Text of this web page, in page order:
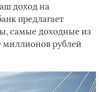
доход на
предлагает
самые доходные из
миллионов рублей